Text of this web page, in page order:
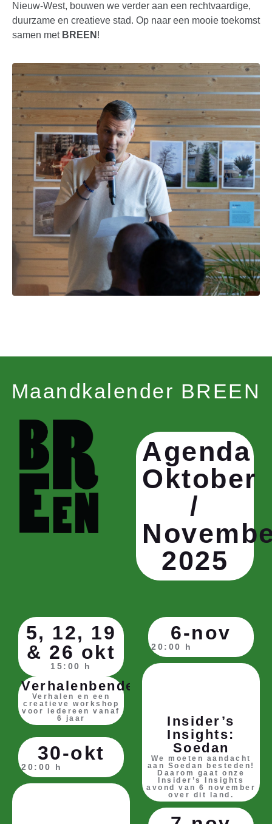
Nieuw-West, bouwen we verder aan een rechtvaardige,
duurzame en creatieve stad. Op naar een mooie toekomst
samen met BREEN !
Maandkalender BREEN
Agenda
Oktober
/
2025
5, 12, 19
& 26 okt
15:00 h
Verhalenbende
Verhalen en een
creatieve workshop
voor iedereen vanaf
6 jaar
30-okt
20:00 h
6-nov
20:00 h
Insider’s
Insights:
Soedan
We moeten aandacht
aan Soedan besteden!
Daarom gaat onze
Insider’s Insights
avond van 6 november
over dit land.